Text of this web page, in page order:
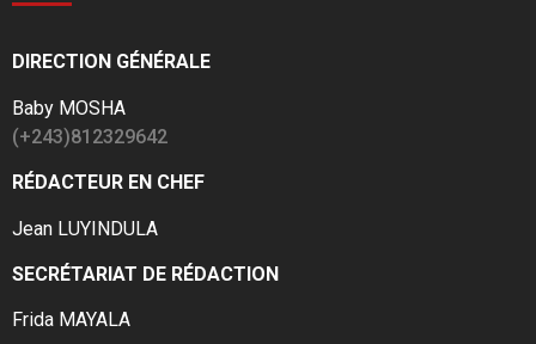
DIRECTION GÉNÉRALE
Baby MOSHA
(+243)812329642
RÉDACTEUR EN CHEF
Jean LUYINDULA
SECRÉTARIAT DE RÉDACTION
Frida MAYALA